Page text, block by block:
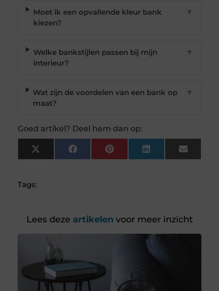
Moet ik een opvallende kleur bank
kiezen?
▼
Welke bankstijlen passen bij mijn
interieur?
▼
Wat zijn de voordelen van een bank op
maat?
▼
Goed artikel? Deel hem dan op:
X
(Twitter)
FacebookPinterest LinkedIn Email
Tags:
Lees deze artikelen voor meer inzicht